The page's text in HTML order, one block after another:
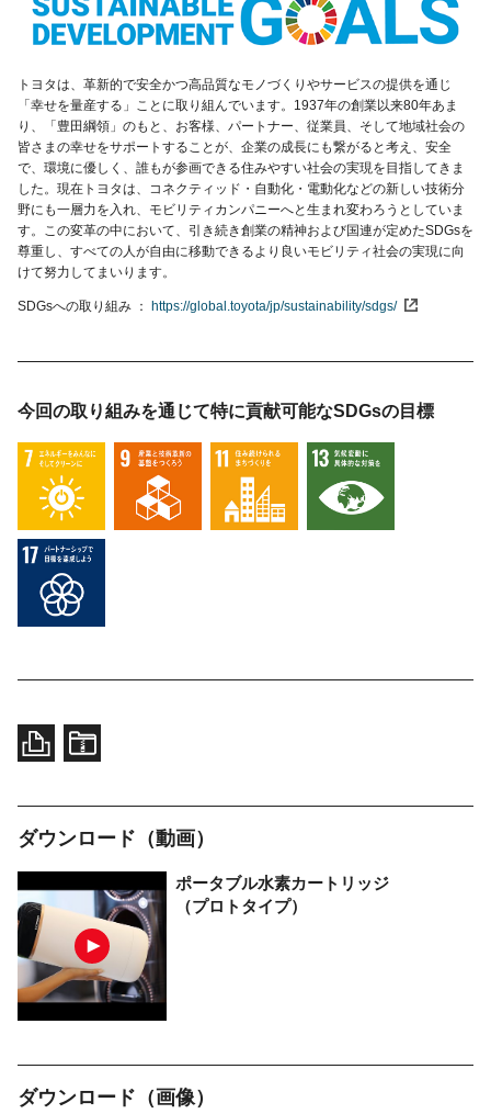
トヨタは、革新的で安全かつ高品質なモノづくりやサービスの提供を通じ
「幸せを量産する」ことに取り組んでいます。1937年の創業以来80年あま
り、「豊田綱領」のもと、お客様、パートナー、従業員、そして地域社会の
皆さまの幸せをサポートすることが、企業の成長にも繋がると考え、安全
で、環境に優しく、誰もが参画できる住みやすい社会の実現を目指してきま
した。現在トヨタは、コネクティッド・自動化・電動化などの新しい技術分
野にも一層力を入れ、モビリティカンパニーへと生まれ変わろうとしていま
す。この変革の中において、引き続き創業の精神および国連が定めたSDGsを
尊重し、すべての人が自由に移動できるより良いモビリティ社会の実現に向
けて努力してまいります。
SDGsへの取り組み https://global.toyota/jp/sustainability/sdgs/
今回の取り組みを通じて特に貢献可能なSDGsの目標
ダウンロード（動画）
ポータブル水素カートリッジ
（プロトタイプ）
ダウンロード（画像）